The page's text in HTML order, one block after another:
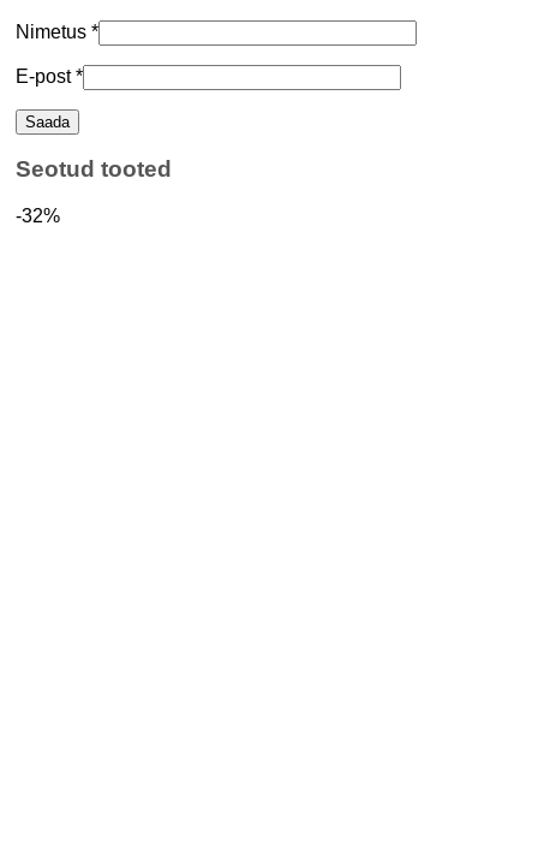
Nimetus *
E-post*
Seotud tooted
-32%